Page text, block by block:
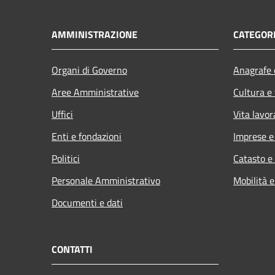
AMMINISTRAZIONE
Organi di Governo
Aree Amministrative
Uffici
Enti e fondazioni
Politici
Personale Amministrativo
Documenti e dati
Cultura
Vita
Imprese
Catasto
Mobilità
CONTATTI